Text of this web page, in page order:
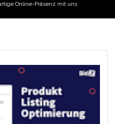
Online-Präsenz mit uns